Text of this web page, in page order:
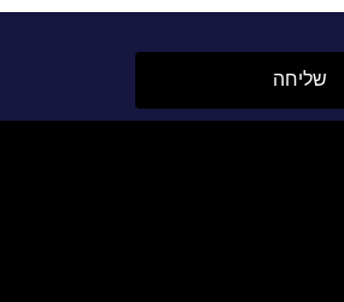
שליחה